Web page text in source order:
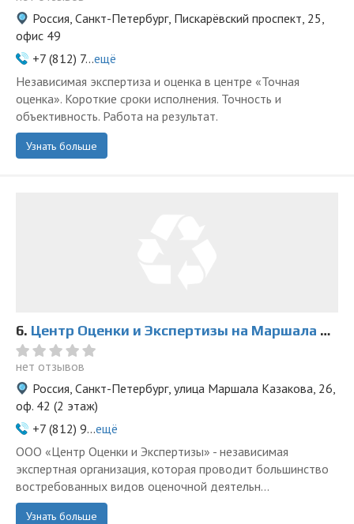
Россия, Санкт-Петербург, Пискарёвский проспект, 25,
офис 49
+7 (812) 7...ещё
Независимая экспертиза и оценка в центре «Точная
оценка». Короткие сроки исполнения. Точность и
объективность. Работа на результат.
Узнать больше
6. Центр Оценки и Экспертизы на Маршала Казакова
нет отзывов
Россия, Санкт-Петербург, улица Маршала Казакова, 26,
оф. 42 (2 этаж)
+7 (812) 9...ещё
ООО «Центр Оценки и Экспертизы» - независимая
экспертная организация, которая проводит большинство
востребованных видов оценочной деятельн...
Узнать больше